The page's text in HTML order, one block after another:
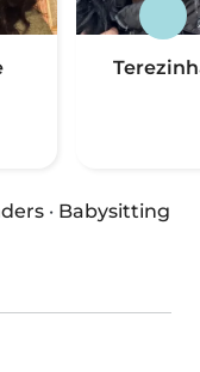
· Babysitting